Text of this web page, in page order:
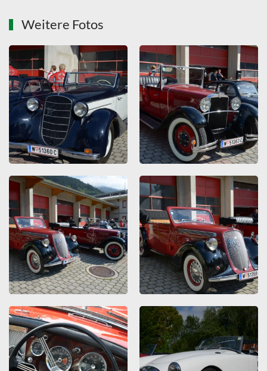
Weitere Fotos
ZOOMEN ZOOMEN
ZOOMEN ZOOMEN
ZOOMEN ZOOMEN